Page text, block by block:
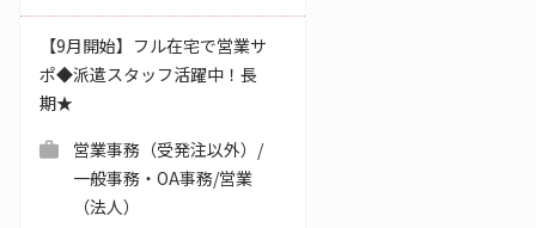
【9月開始】フル在宅で営業サ
ポ◆派遣スタッフ活躍中！長
期★
営業事務（受発注以外）/
一般事務・OA事務/営業
（法人）